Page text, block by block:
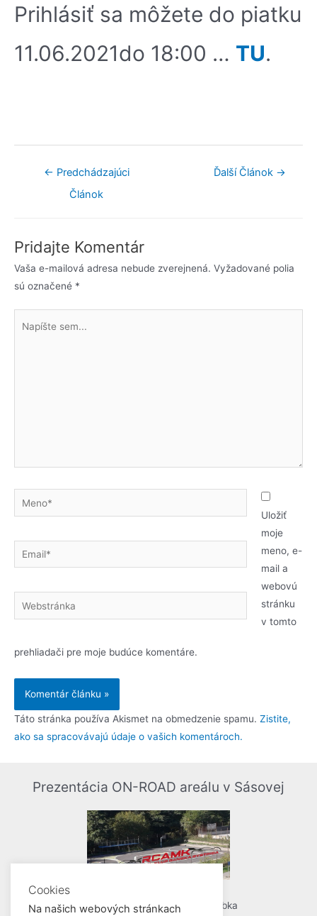
Prihlásiť sa môžete do piatku
11.06.2021do 18:00 … TU.
← Predchádzajúci
Článok
Ďalší Článok →
Pridajte Komentár
Vaša e-mailová adresa nebude zverejnená. Vyžadované polia
sú označené *
Uložiť
moje
meno, e-
mail a
webovú
stránku
v tomto
prehliadači pre moje budúce komentáre.
Táto stránka používa Akismet na obmedzenie spamu. Zistite,
ako sa spracovávajú údaje o vašich komentároch.
Prezentácia ON-ROAD areálu v Sásovej
Kamera, strih a réžia: Jakub Žabka
Cookies
Na našich webových stránkach